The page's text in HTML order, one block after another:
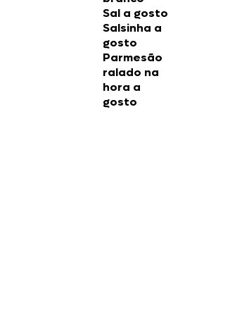
Sal a gosto
Salsinha a
gosto
Parmesão
ralado na
hora a
gosto